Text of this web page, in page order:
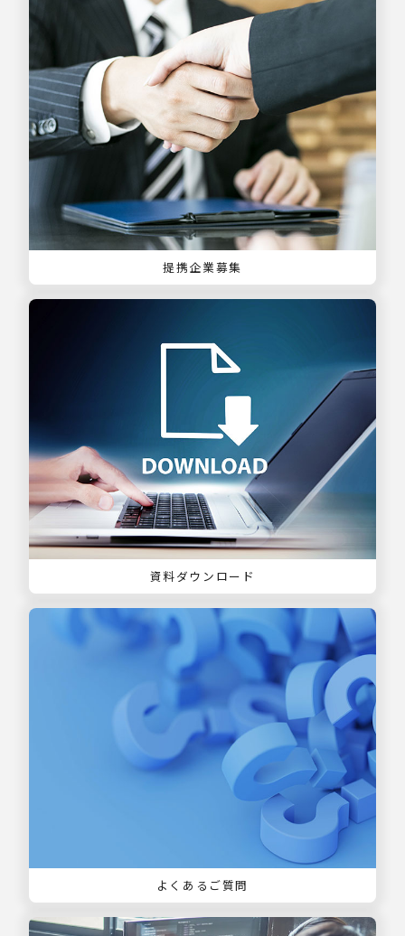
提携企業募集
資料ダウンロード
よくあるご質問